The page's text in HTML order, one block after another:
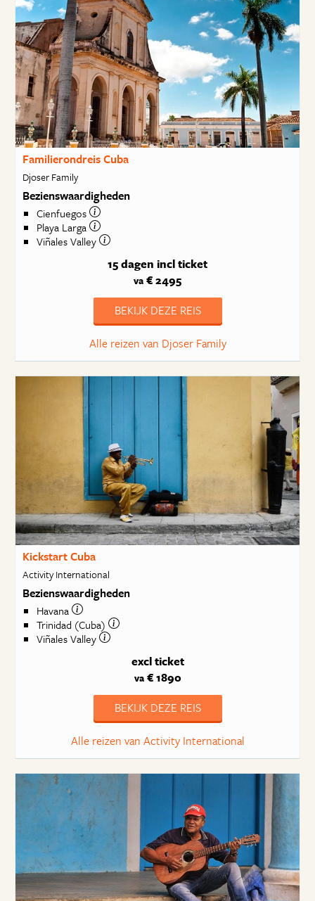
Familierondreis Cuba
Djoser Family
Bezienswaardigheden
Cienfuegos
Playa Larga
Viñales Valley
15 dagen incl ticket
va € 2495
BEKIJK DEZE REIS
Alle reizen van Djoser Family
Kickstart Cuba
Activity International
Bezienswaardigheden
Havana
Trinidad (Cuba)
Viñales Valley
excl ticket
va€ 1890
BEKIJK DEZE REIS
Alle reizen van Activity International